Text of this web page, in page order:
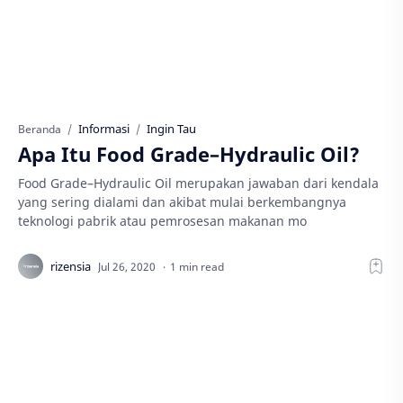
Beranda Informasi Ingin Tau
Apa Itu Food Grade–Hydraulic Oil?
Food Grade–Hydraulic Oil merupakan jawaban dari kendala
yang sering dialami dan akibat mulai berkembangnya
teknologi pabrik atau pemrosesan makanan mo
1 min read